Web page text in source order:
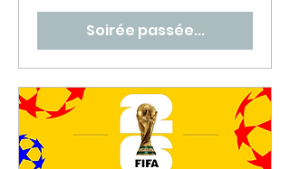
Soirée passée...